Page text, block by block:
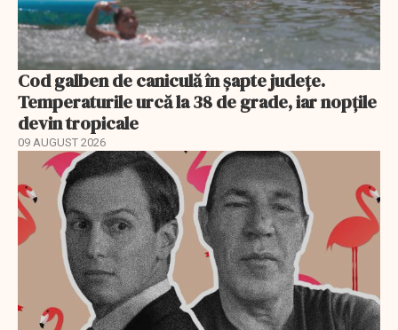
Cod galben de caniculă în șapte județe.
Temperaturile urcă la 38 de grade, iar nopțile
devin tropicale
09 AUGUST 2026